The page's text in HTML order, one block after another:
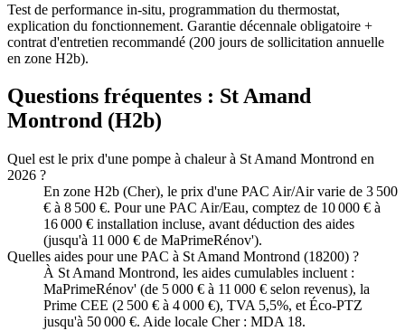
Test de performance in-situ, programmation du thermostat,
explication du fonctionnement. Garantie décennale obligatoire +
contrat d'entretien recommandé (200 jours de sollicitation annuelle
en zone H2b).
Questions fréquentes : St Amand
Montrond (H2b)
Quel est le prix d'une pompe à chaleur à St Amand Montrond en
2026 ?
En zone H2b (Cher), le prix d'une PAC Air/Air varie de 3 500
€ à 8 500 €. Pour une PAC Air/Eau, comptez de 10 000 € à
16 000 € installation incluse, avant déduction des aides
(jusqu'à 11 000 € de MaPrimeRénov').
Quelles aides pour une PAC à St Amand Montrond (18200) ?
À St Amand Montrond, les aides cumulables incluent :
MaPrimeRénov' (de 5 000 € à 11 000 € selon revenus), la
Prime CEE (2 500 € à 4 000 €), TVA 5,5%, et Éco-PTZ
jusqu'à 50 000 €. Aide locale Cher : MDA 18.